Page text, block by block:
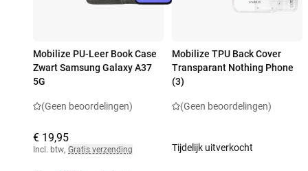
Mobilize PU-Leer Book Case
Zwart Samsung Galaxy A37
5G
(Geen beoordelingen)
€ 19,95
Incl. btw, Gratis verzending
Mobilize TPU Back Cover
Transparant Nothing Phone
(3)
(Geen beoordelingen)
Tijdelijk uitverkocht